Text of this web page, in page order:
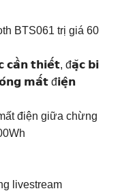
BTS061 trị giá 60
𝘁𝗵𝗶𝗲̂́𝘁, đ𝗮̣̆𝗰 𝗯𝗶
𝗺𝗮̂́𝘁 đ𝗶𝗲̣̂𝗻
điện giữa chừng
livestream